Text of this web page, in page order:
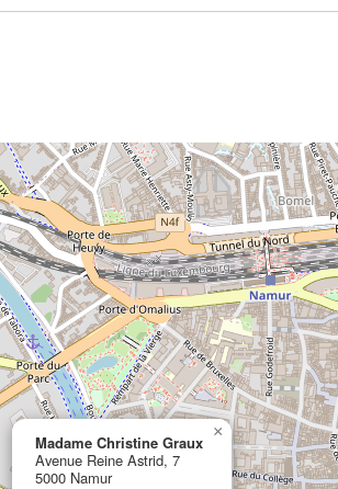
Madame Christine Graux
Avenue Reine Astrid, 7
5000 Namur
×